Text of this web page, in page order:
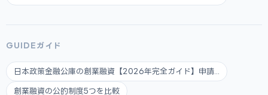
GUIDEガイド
日本政策金融公庫の創業融資【2026年完全ガイド】申請...
創業融資の公的制度5つを比較